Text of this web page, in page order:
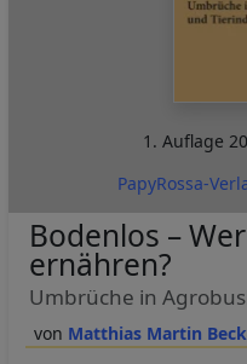
1. Auflage
PapyRossa-
Matthias Martin
Bodenlos –
ernähren?
Umbrüche in